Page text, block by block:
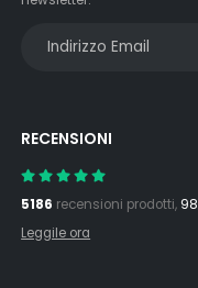
RECENSIONI
5186 recensioni prodotti,
Leggile ora